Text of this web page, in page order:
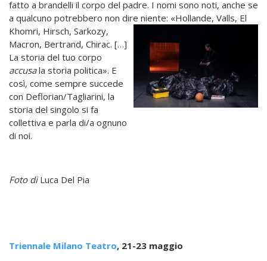
fatto a brandelli il corpo del padre. I nomi sono noti, anche se
a qualcuno potrebbero non dire niente: «Hollande, Valls, El
Khomri, Hirsch, Sarkozy,
Macron, Bertrand, Chirac. […]
La storia del tuo corpo
accusala storia politica». E
così, come sempre succede
con Deflorian/Tagliarini, la
storia del singolo si fa
collettiva e parla di/a ognuno
di noi.
Foto diLuca Del Pia
Triennale Milano Teatro, 21-23 maggio